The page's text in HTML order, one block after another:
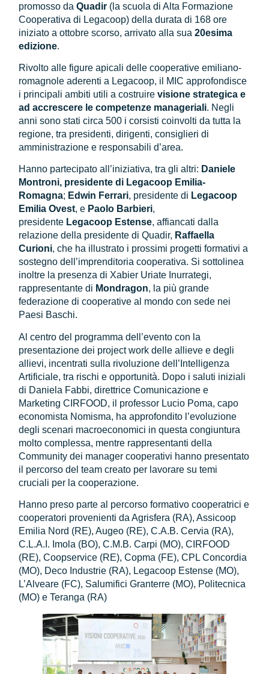
promosso daQuadir (la scuola di Alta Formazione
Cooperativa di Legacoop) della durata di 168 ore
iniziato a ottobre scorso, arrivato alla sua20esima
edizione.
Rivolto alle figure apicali delle cooperative emiliano-
romagnole aderenti a Legacoop, il MIC approfondisce
i principali ambiti utili a costruirevisione strategica e
ad accrescere le competenze manageriali. Negli
anni sono stati circa 500 i corsisti coinvolti da tutta la
regione, tra presidenti, dirigenti, consiglieri di
amministrazione e responsabili d’area.
Hanno partecipato all’iniziativa, tra gli altri: Daniele
Montroni, presidente di Legacoop Emilia-
Romagna; Edwin Ferrari, presidente di Legacoop
Emilia Ovest, e Paolo Barbieri,
presidente Legacoop Estense, affiancati dalla
relazione della presidente di Quadir, Raffaella
Curioni, che ha illustrato i prossimi progetti formativi a
sostegno dell’imprenditoria cooperativa. Si sottolinea
inoltre la presenza di Xabier Uriate Inurrategi,
rappresentante di Mondragon, la più grande
federazione di cooperative al mondo con sede nei
Paesi Baschi.
Al centro del programma dell’evento con la
presentazione dei project work delle allieve e degli
allievi, incentrati sulla rivoluzione dell’Intelligenza
Artificiale, tra rischi e opportunità. Dopo i saluti iniziali
di Daniela Fabbi, direttrice Comunicazione e
Marketing CIRFOOD, il professor Lucio Poma, capo
economista Nomisma, ha approfondito l’evoluzione
degli scenari macroeconomici in questa congiuntura
molto complessa, mentre rappresentanti della
Community dei manager cooperativi hanno presentato
il percorso del team creato per lavorare su temi
cruciali per la cooperazione.
Hanno preso parte al percorso formativo cooperatrici e
cooperatori provenienti da Agrisfera (RA), Assicoop
Emilia Nord (RE), Augeo (RE), C.A.B. Cervia (RA),
C.L.A.I. Imola (BO), C.M.B. Carpi (MO), CIRFOOD
(RE), Coopservice (RE), Copma (FE), CPL Concordia
(MO), Deco Industrie (RA), Legacoop Estense (MO),
L’Alveare (FC), Salumifici Granterre (MO), Politecnica
(MO) e Teranga (RA)